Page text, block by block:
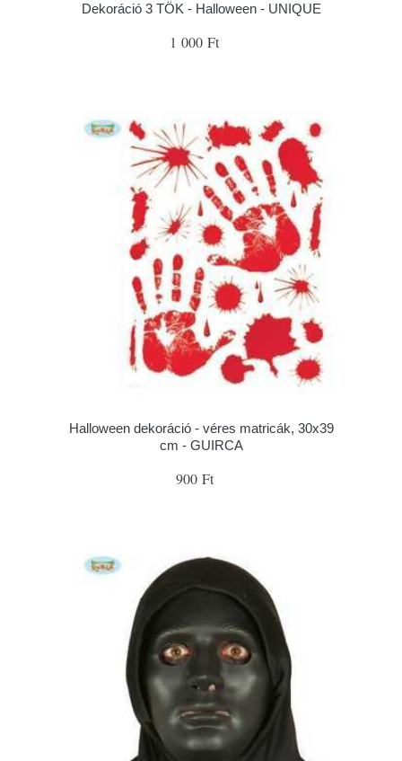
Dekoráció 3 TÖK - Halloween - UNIQUE
1 000 Ft
Halloween dekoráció - véres matricák, 30x39
cm - GUIRCA
900 Ft